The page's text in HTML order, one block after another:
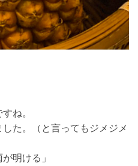
ね。
た。（と言ってもジメジメ
明ける」